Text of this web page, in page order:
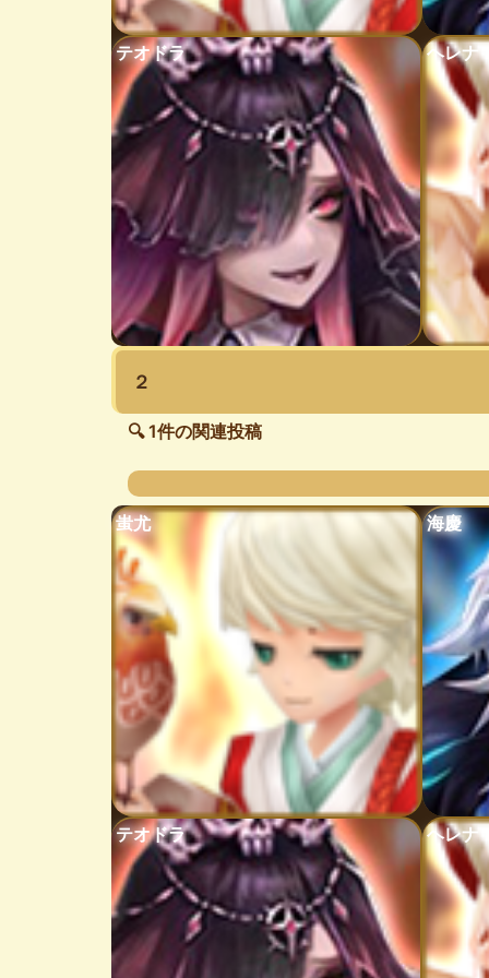
テオドラ ヘレナ
２
🔍 1件の関連投稿
蚩尤 海慶
テオドラ ヘレナ